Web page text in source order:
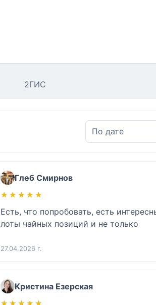
2ГИС
Глеб Смирнов
★★★★★
★★★★★
Есть, что попробовать, есть
лоты чайных позиций и не только
27.04.2026 г.
Кристина Езерская
★★★★★
★★★★★